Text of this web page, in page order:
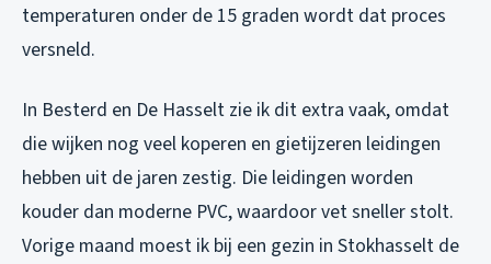
temperaturen onder de 15 graden wordt dat proces
versneld.
In Besterd en De Hasselt zie ik dit extra vaak, omdat
die wijken nog veel koperen en gietijzeren leidingen
hebben uit de jaren zestig. Die leidingen worden
kouder dan moderne PVC, waardoor vet sneller stolt.
Vorige maand moest ik bij een gezin in Stokhasselt de